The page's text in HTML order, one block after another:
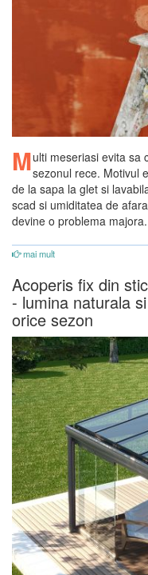
Multi meseriasi evita sa
sezonul rece. Motivul
de la sapa la glet si
scad si umiditatea de
devine o problema majora.
mai mult
Acoperis fix din
- lumina naturala
orice sezon